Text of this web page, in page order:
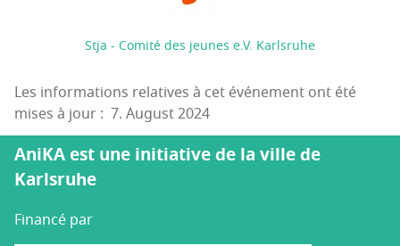
Stja - Comité des jeunes e.V. Karlsruhe
Les informations relatives à cet événement ont été
mises à jour : 7. August 2024
AniKA est une initiative de la ville de
Karlsruhe
Financé par